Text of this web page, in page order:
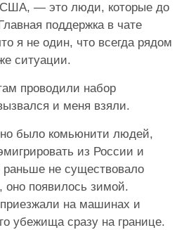
— это люди, которые до
поддержка в чате
я не один, что всегда рядом
ситуации.
проводили набор
и меня взяли.
было комьюнити людей,
из России и
не существовало
оно появилось зимой.
на машинах и
убежища сразу на границе.